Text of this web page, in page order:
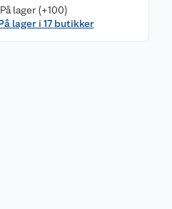
På lager (+100)
lager i 17 butikker